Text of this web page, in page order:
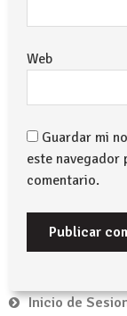
Web
Guardar mi
este navegador
comentario.
Inicio de